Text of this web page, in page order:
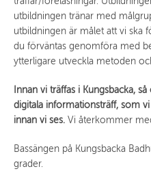
utbildningen tränar med
utbildningen är målet att vi ska
du förväntas genomföra med
ytterligare utveckla metoden
Innan vi träffas i Kungsbacka,
digitala informationsträff, som
innan vi ses. Vi återkommer
Bassängen på Kungsbacka
grader.